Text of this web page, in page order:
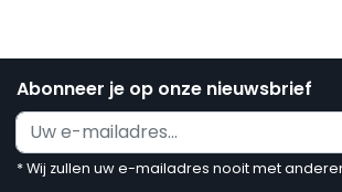
Abonneer je op onze nieuwsbrief
* Wij zullen uw e-mailadres nooit met